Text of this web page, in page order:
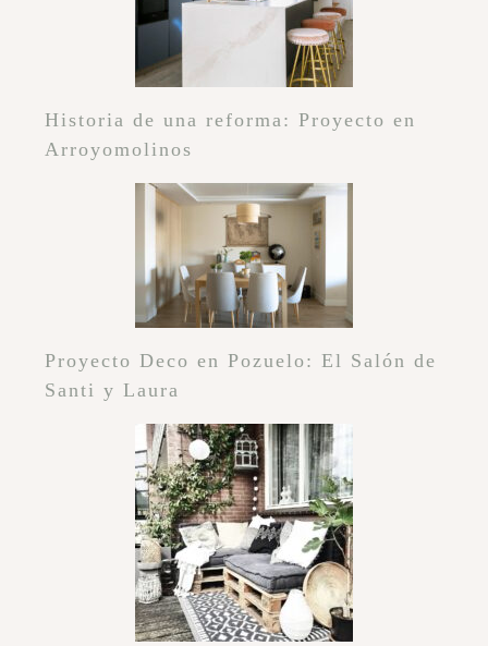
Historia de una reforma: Proyecto en
Arroyomolinos
Proyecto Deco en Pozuelo: El Salón de
Santi y Laura